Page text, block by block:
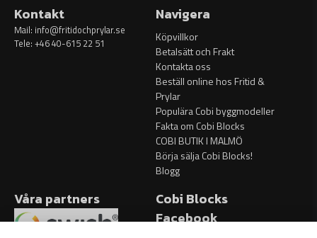
Kontakt
Mail: info@fritidochprylar.se
Tele: +46 40-615 22 51
Navigera
Köpvillkor
Betalsätt och Frakt
Kontakta oss
Beställ online hos Fritid &
Prylar
Populära Cobi byggmodeller
Fakta om Cobi Blocks
COBI BUTIK I MALMÖ
Börja sälja Cobi Blocks!
Blogg
Våra partners
Cobi Blocks
Facebook